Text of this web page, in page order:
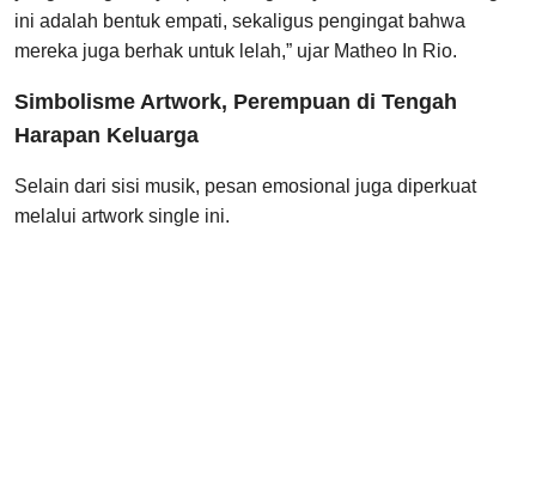
ini adalah bentuk empati, sekaligus pengingat bahwa
mereka juga berhak untuk lelah,” ujar Matheo In Rio.
Simbolisme Artwork, Perempuan di Tengah
Harapan Keluarga
Selain dari sisi musik, pesan emosional juga diperkuat
melalui artwork single ini.